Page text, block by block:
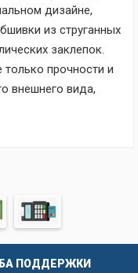
дизайне,
из струганных
заклепок.
прочности и
внешнего вида,
дизайном.
напоминает
Этот
но
ПОДДЕРЖКИ